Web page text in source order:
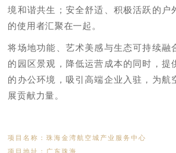
境和谐共生；安全舒适、积极活跃的户
的使用者汇聚在一起。
将场地功能、艺术美感与生态可持续融
的园区景观，降低运营成本的同时，提
的办公环境，吸引高端企业入驻，为航
展贡献力量。
项目名称：珠海金湾航空城产业服务中心
项目地址：广东珠海